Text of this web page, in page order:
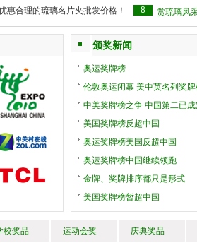
惠合理的琉璃名片夹批发价格！
8
赏琉璃风
颁奖新闻
奥运奖牌榜
伦敦奥运闭幕 美中英名列奖
中美奖牌榜之争 中国第二已
美国奖牌榜反超中国
奥运奖牌榜美国反超中国
奥运奖牌榜中国继续领跑
金牌、奖牌排序都只是形式
美国奖牌榜暂超中国
校奖品 运动会奖 庆典奖品